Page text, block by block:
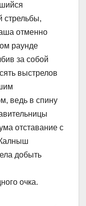
стрельбы,
отменно
раунде
за собой
выстрелов
ведь в спину
отставание с
добыть
очка.